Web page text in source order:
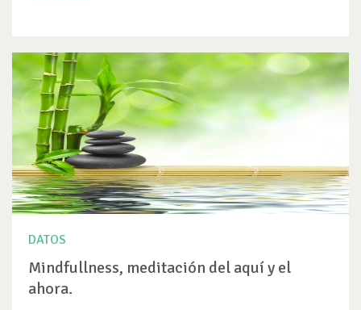
DATOS
Mindfullness, meditación del aquí y el
ahora.